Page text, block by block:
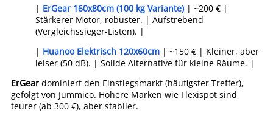
| ErGear 160x80cm (100 kg Variante) | ~200 € |
Stärkerer Motor, robuster. | Aufstrebend
(Vergleichssieger-Listen). |
| Huanoo Elektrisch 120x60cm | ~150 € | Kleiner, aber
leiser (50 dB). | Solide Alternative für kleine Räume. |
ErGear dominiert den Einstiegsmarkt (häufigster Treffer),
gefolgt von Jummico. Höhere Marken wie Flexispot sind
teurer (ab 300 €), aber stabiler.